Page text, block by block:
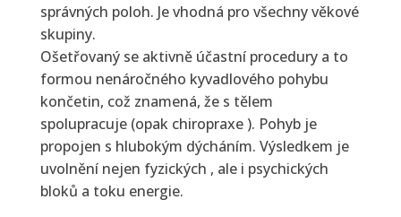
správných poloh. Je vhodná pro všechny věkové
skupiny.
Ošetřovaný se aktivně účastní procedury a to
formou nenáročného kyvadlového pohybu
končetin, což znamená, že s tělem
spolupracuje (opak chiropraxe ). Pohyb je
propojen s hlubokým dýcháním. Výsledkem je
uvolnění nejen fyzických , ale i psychických
bloků a toku energie.